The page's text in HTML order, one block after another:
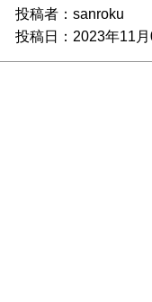
投稿者：sanroku
投稿日：2023年11